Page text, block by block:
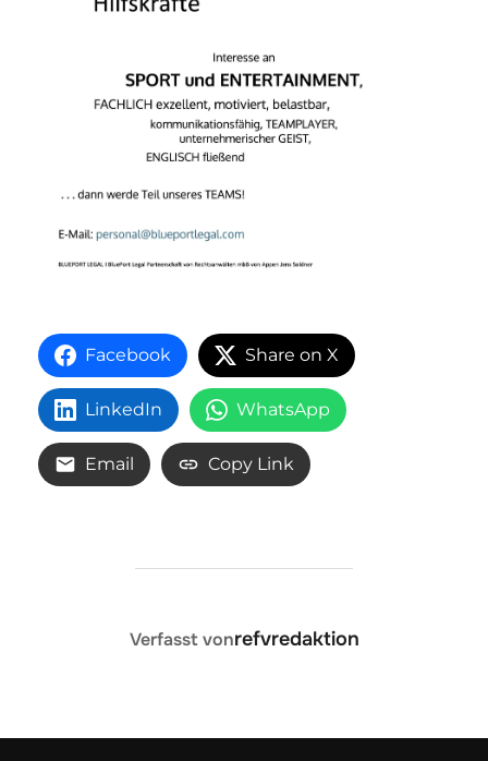
Facebook Share on X
LinkedIn WhatsApp
Email Copy Link
BEITRAGSAUTOR
Verfasst vonrefvredaktion